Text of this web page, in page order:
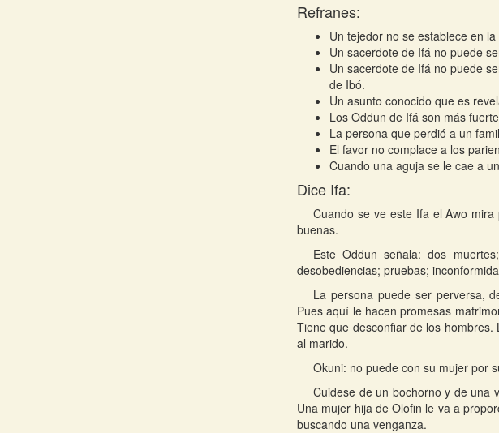
Refranes:
Un tejedor no se establece en
Un sacerdote de Ifá no puede
Un sacerdote de Ifá no puede
de Ibó.
Un asunto conocido que es
Los Oddun de Ifá son más
La persona que perdió a un
El favor no complace a los
Cuando una aguja se le cae a
Dice Ifa:
Cuando se ve este Ifa el Awo
buenas.
Este Oddun señala: dos
desobediencias; pruebas;
La persona puede ser perversa,
Pues aquí le hacen promesas
Tiene que desconfiar de los
al marido.
Okuni: no puede con su mujer por
Cuidese de un bochorno y de una
Una mujer hija de Olofin le va a
buscando una venganza.